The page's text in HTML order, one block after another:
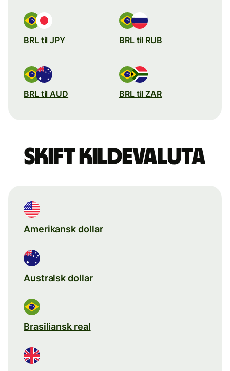
BRL til JPY BRL til RUB
BRL til AUD BRL til ZAR
Skift kildevaluta
Amerikansk dollar
Australsk dollar
Brasiliansk real